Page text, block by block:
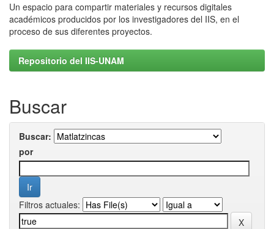
Un espacio para compartir materiales y recursos digitales
académicos producidos por los investigadores del IIS, en el
proceso de sus diferentes proyectos.
Repositorio del IIS-UNAM
Buscar
Buscar:
por
Filtros actuales: